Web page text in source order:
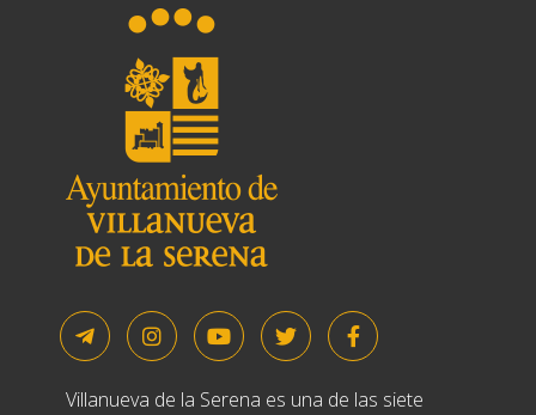
Villanueva de la Serena es una de las siete